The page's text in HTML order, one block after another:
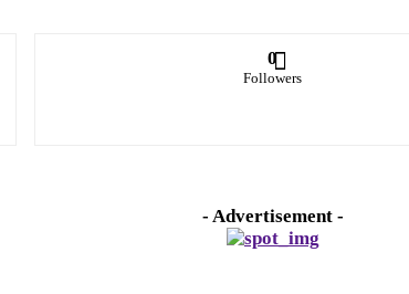
0
Followers
- Advertisement -